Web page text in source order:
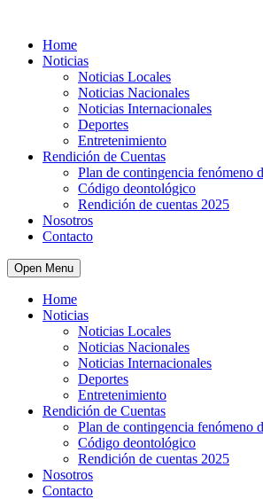
Home
Noticias
Noticias Locales
Noticias Nacionales
Noticias Internacionales
Deportes
Entretenimiento
Rendición de Cuentas
Plan de contingencia fenómeno
Código deontológico
Rendición de cuentas 2025
Nosotros
Contacto
Open Menu
Home
Noticias
Noticias Locales
Noticias Nacionales
Noticias Internacionales
Deportes
Entretenimiento
Rendición de Cuentas
Plan de contingencia fenómeno
Código deontológico
Rendición de cuentas 2025
Nosotros
Contacto